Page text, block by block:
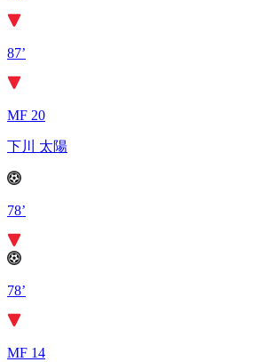
87’
MF 20
下川 太陽
78’
78’
MF 14